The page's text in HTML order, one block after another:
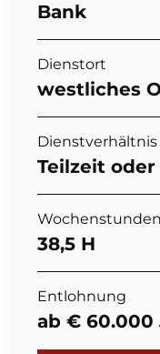
Bank
Dienstort
westliches
Dienstverhältnis
Teilzeit
Wochenstunden
38,5 H
Entlohnung
ab €